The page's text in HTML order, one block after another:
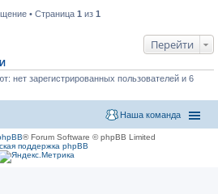
• Страница 1 из 1
Перейти
нет зарегистрированных пользователей и 6
Наша команда
® Forum Software © phpBB Limited
поддержка phpBB